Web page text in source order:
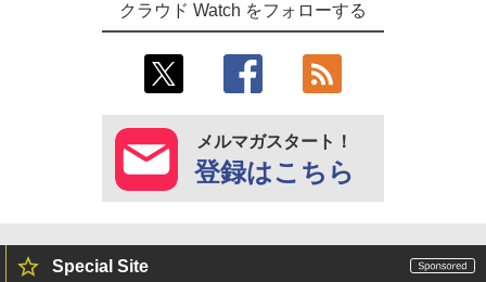
クラウド Watch をフォローする
メルマガスタート！
登録はこちら
Special Site